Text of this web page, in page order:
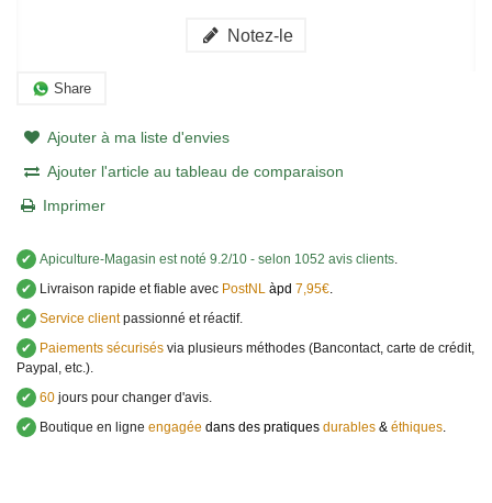
Notez-le
Share
Ajouter à ma liste d'envies
Ajouter l'article au tableau de comparaison
Imprimer
✔ Apiculture-Magasin est noté 9.2/10 - selon 1052 avis clients.
✔
Livraison rapide et fiable avec PostNL àpd 7,95€.
✔ Service clientpassionné et réactif.
✔
Paiements sécurisés via plusieurs méthodes (Bancontact, carte de crédit,
Paypal, etc.).
✔ 60 jours pour changer d'avis.
✔
Boutique en ligne engagée dans des pratiques durables & éthiques.